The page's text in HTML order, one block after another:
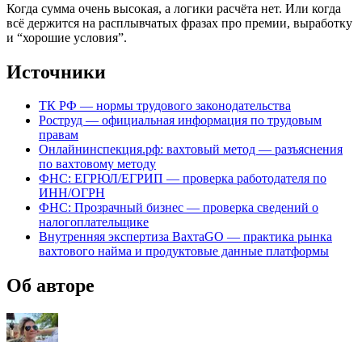
Когда сумма очень высокая, а логики расчёта нет. Или когда
всё держится на расплывчатых фразах про премии, выработку
и “хорошие условия”.
Источники
ТК РФ — нормы трудового законодательства
Роструд — официальная информация по трудовым
правам
Онлайнинспекция.рф: вахтовый метод — разъяснения
по вахтовому методу
ФНС: ЕГРЮЛ/ЕГРИП — проверка работодателя по
ИНН/ОГРН
ФНС: Прозрачный бизнес — проверка сведений о
налогоплательщике
Внутренняя экспертиза ВахтаGO — практика рынка
вахтового найма и продуктовые данные платформы
Об авторе